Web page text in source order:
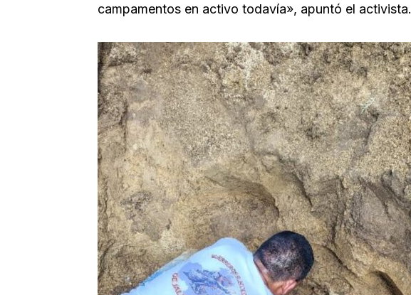
campamentos en activo todavía», apuntó el activista.